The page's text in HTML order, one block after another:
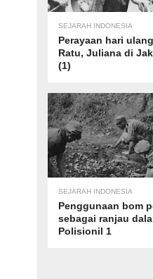
SEJARAH INDONESIA
Perayaan hari
Ratu, Juliana di
(1)
SEJARAH INDONESIA
Penggunaan bom
sebagai ranjau
Polisionil 1